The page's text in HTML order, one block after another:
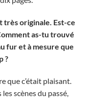
très originale. Est-ce
as-tu trouvé
fur et à mesure que
?
que c’était plaisant.
scènes du passé,